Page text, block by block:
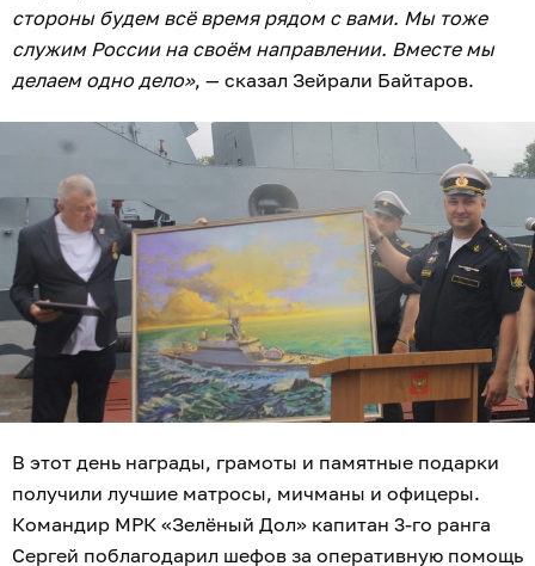
стороны будем всё время рядом с вами. Мы тоже
служим России на своём направлении. Вместе мы
делаем одно дело», — сказал Зейрали Байтаров.
В этот день награды, грамоты и памятные подарки
получили лучшие матросы, мичманы и офицеры.
Командир МРК «Зелёный Дол» капитан 3-го ранга
Сергей поблагодарил шефов за оперативную помощь